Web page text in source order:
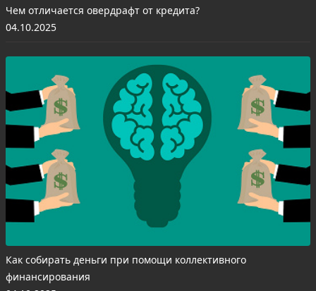
Чем отличается овердрафт от кредита?
04.10.2025
Как собирать деньги при помощи коллективного
финансирования